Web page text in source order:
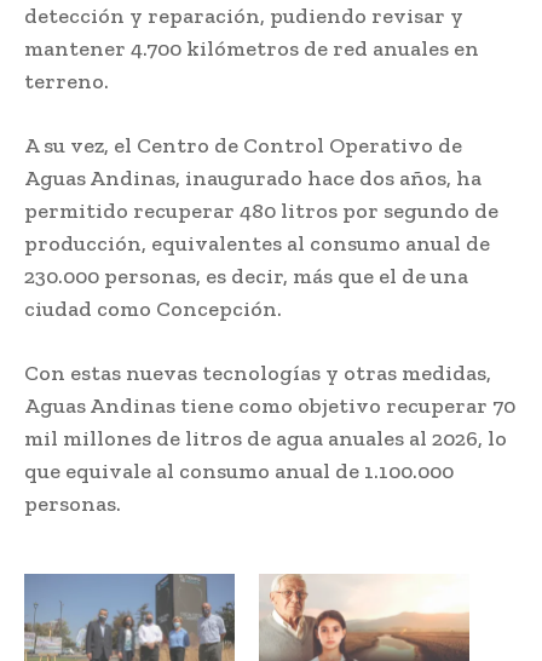
detección y reparación, pudiendo revisar y
mantener 4.700 kilómetros de red anuales en
terreno.
A su vez, el Centro de Control Operativo de
Aguas Andinas, inaugurado hace dos años, ha
permitido recuperar 480 litros por segundo de
producción, equivalentes al consumo anual de
230.000 personas, es decir, más que el de una
ciudad como Concepción.
Con estas nuevas tecnologías y otras medidas,
Aguas Andinas tiene como objetivo recuperar 70
mil millones de litros de agua anuales al 2026, lo
que equivale al consumo anual de 1.100.000
personas.